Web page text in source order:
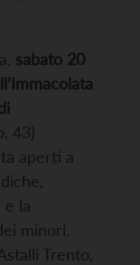
sabato 20
43)
aperti a
la
minori.
Trento,